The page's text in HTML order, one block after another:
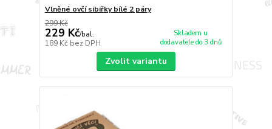
Vlněné ovčí sibiřky bílé 2 páry
299 Kč
229 Kč/bal.
189 Kč bez DPH
Skladem u
dodavatele do 3 dnů
Zvolit variantu